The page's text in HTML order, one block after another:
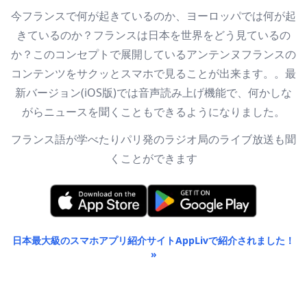
今フランスで何が起きているのか、ヨーロッパでは何が起
きているのか？フランスは日本を世界をどう見ているの
か？このコンセプトで展開しているアンテンヌフランスの
コンテンツをサクッとスマホで見ることが出来ます。。最
新バージョン(iOS版)では音声読み上げ機能で、何かしな
がらニュースを聞くこともできるようになりました。
フランス語が学べたりパリ発のラジオ局のライブ放送も聞
くことができます
日本最大級のスマホアプリ紹介サイトAppLivで紹介されました！
»